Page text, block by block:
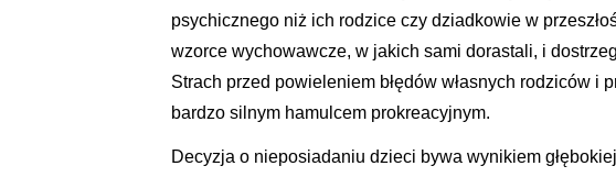
psychicznego niż ich rodzice czy dziadkowie w
wzorce wychowawcze, w jakich sami dorastali, i
Strach przed powieleniem błędów własnych rodziców i
bardzo silnym hamulcem prokreacyjnym.
Decyzja o nieposiadaniu dzieci bywa wynikiem